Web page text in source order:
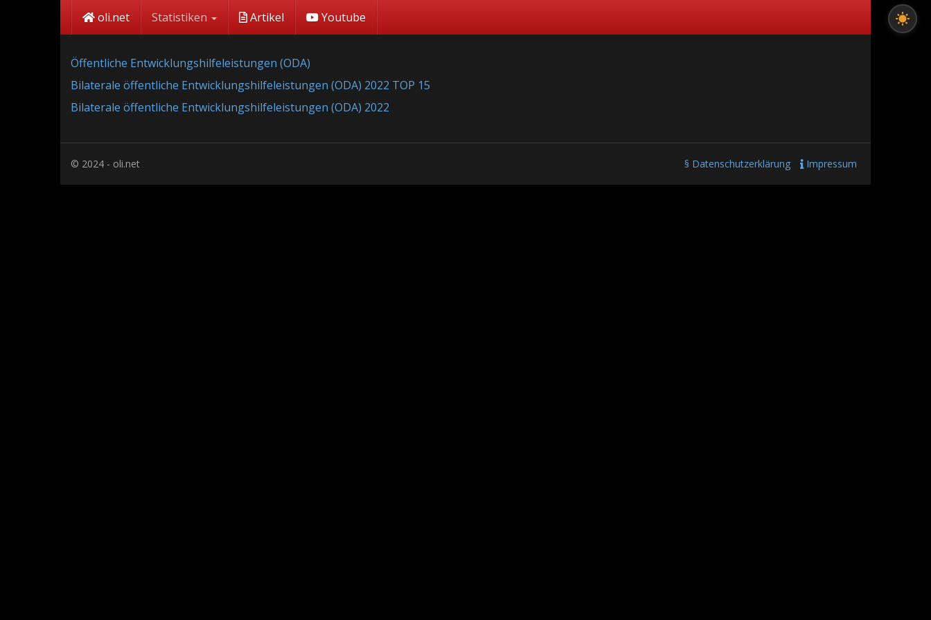
oli.net Statistiken Artikel Youtube
Öffentliche Entwicklungshilfeleistungen (ODA)
Bilaterale öffentliche Entwicklungshilfeleistungen (ODA) 2022 TOP 15
Bilaterale öffentliche Entwicklungshilfeleistungen (ODA) 2022
© 2024 - oli.net § Datenschutzerklärung Impressum